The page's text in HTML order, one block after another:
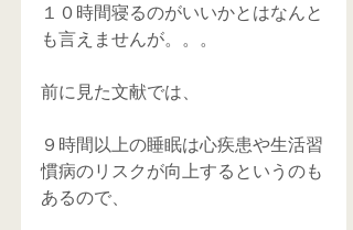
１０時間寝るのがいいかとはなんと
も言えませんが。。。
前に見た文献では、
９時間以上の睡眠は心疾患や生活習
慣病のリスクが向上するというのも
あるので、